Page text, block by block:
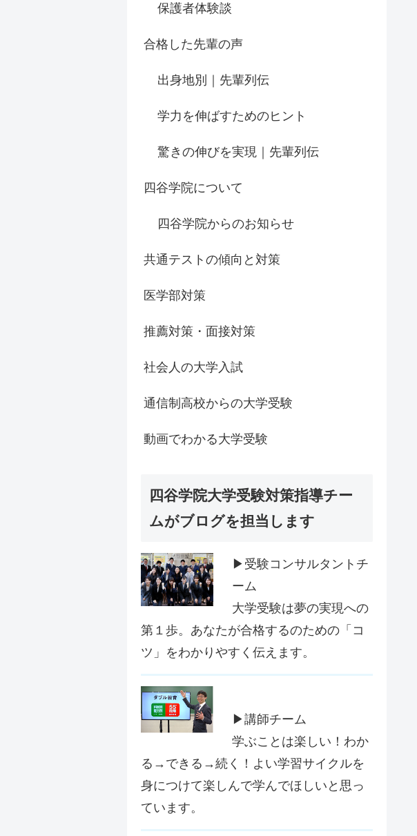
保護者体験談
合格した先輩の声
出身地別｜先輩列伝
学力を伸ばすためのヒント
驚きの伸びを実現｜先輩列伝
四谷学院について
四谷学院からのお知らせ
共通テストの傾向と対策
医学部対策
推薦対策・面接対策
社会人の大学入試
通信制高校からの大学受験
動画でわかる大学受験
四谷学院大学受験対策指導チー
ムがブログを担当します
▶受験コンサルタントチ
ーム
大学受験は夢の実現への
第１歩。あなたが合格するのための「コ
ツ」をわかりやすく伝えます。
▶講師チーム
学ぶことは楽しい！わか
る→できる→続く！よい学習サイクルを
身につけて楽しんで学んでほしいと思っ
ています。